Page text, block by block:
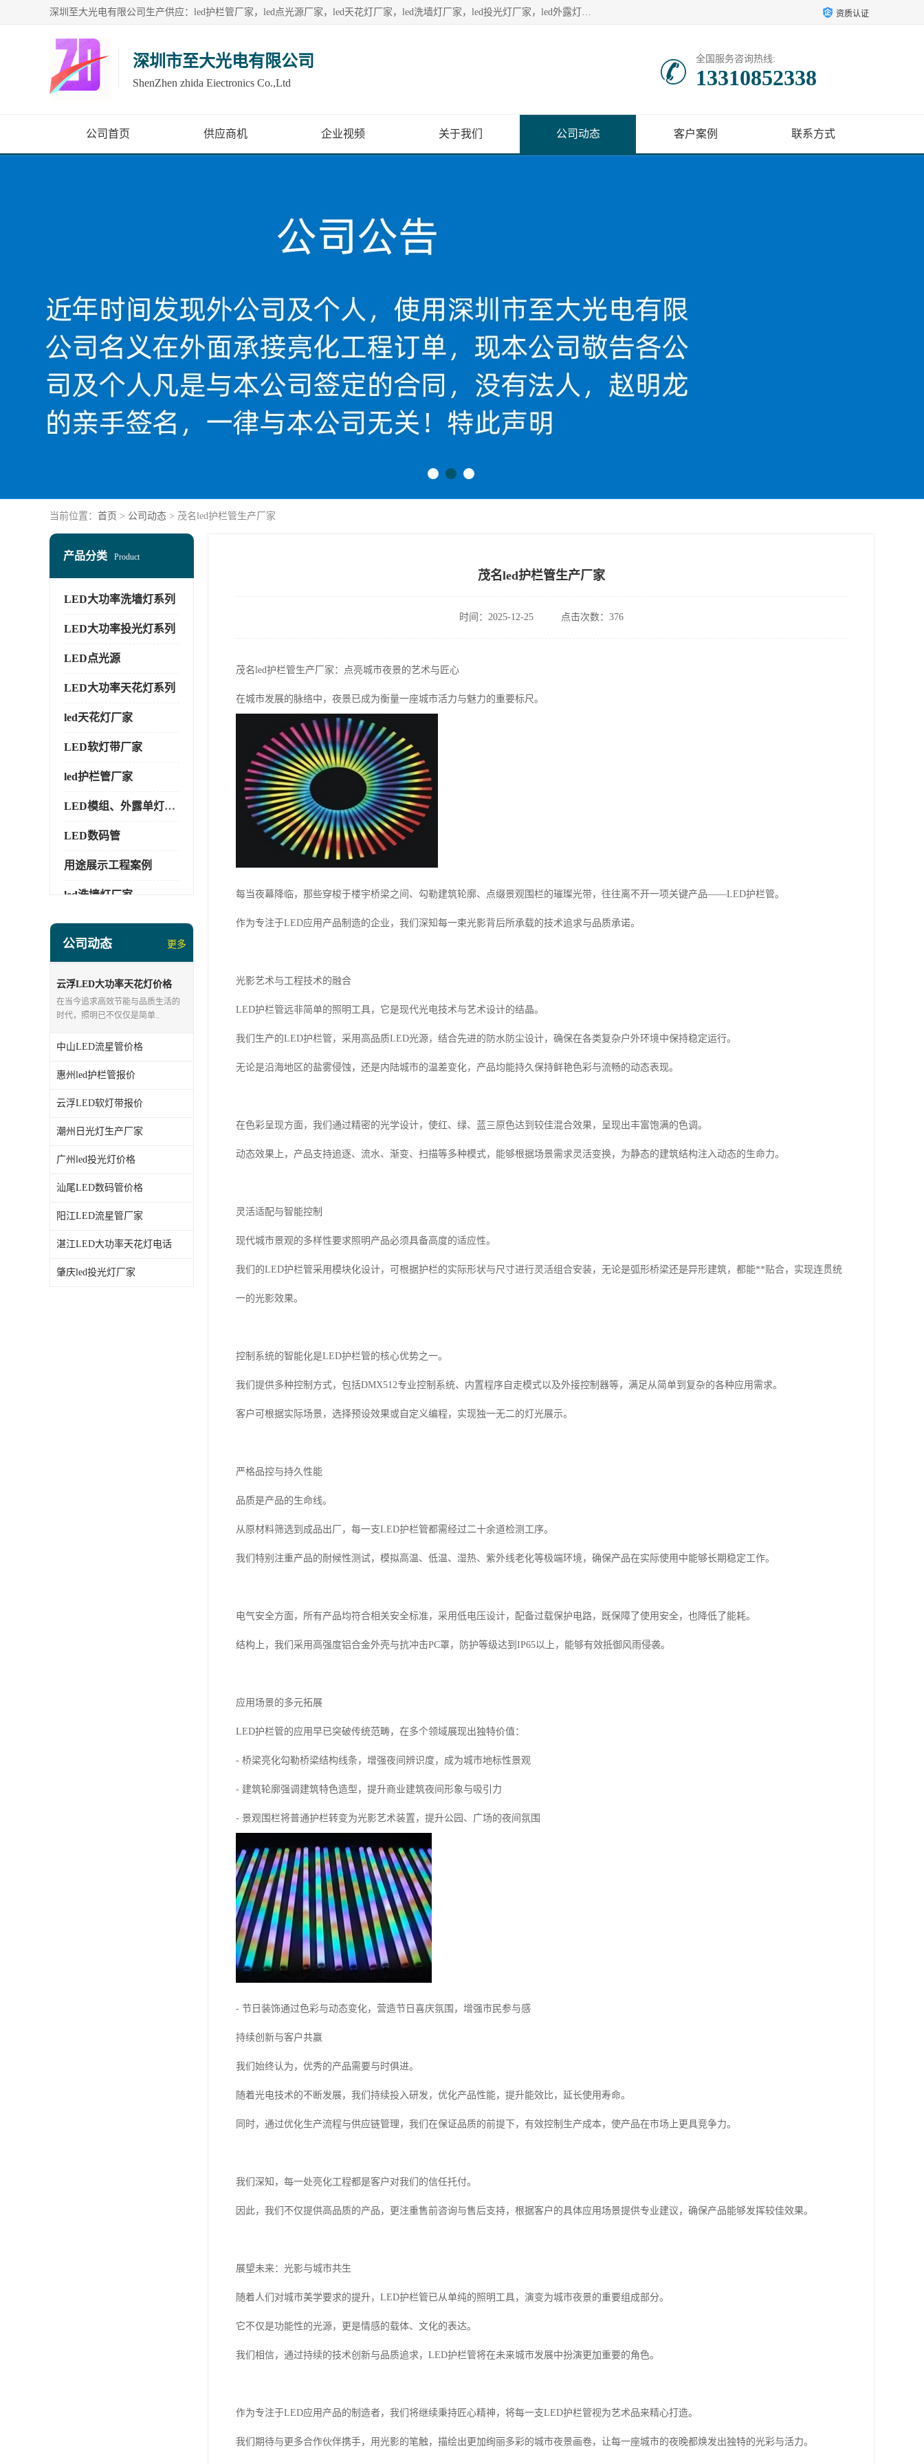
深圳至大光电有限公司生产供应：led护栏管厂家，led点光源厂家，led天花灯厂家，led洗墙灯厂家，led投光灯厂家，led外露灯串厂家， led模组厂家，led控制器厂家，led流星管厂家，led灯带厂家专业生产LED广告招牌照明灯具。 资质认证
深圳市至大光电有限公司
ShenZhen zhida Eiectronics Co.,Ltd
全国服务咨询热线:
13310852338
公司首页 供应商机 企业视频 关于我们 公司动态 客户案例 联系方式
当前位置： 首页 > 公司动态 > 茂名led护栏管生产厂家
产品分类 Product
LED大功率洗墙灯系列
LED大功率投光灯系列
LED点光源
LED大功率天花灯系列
led天花灯厂家
LED软灯带厂家
led护栏管厂家
LED模组、外露单灯系列
LED数码管
用途展示工程案例
led洗墙灯厂家
led投光灯厂家
LED流星管系列
led点光源厂家
公司动态 更多
云浮LED大功率天花灯价格
在当今追求高效节能与品质生活的
时代，照明已不仅仅是简单..
中山LED流星管价格
惠州led护栏管报价
云浮LED软灯带报价
潮州日光灯生产厂家
广州led投光灯价格
汕尾LED数码管价格
阳江LED流星管厂家
湛江LED大功率天花灯电话
肇庆led投光灯厂家
茂名led护栏管生产厂家
时间：2025-12-25 点击次数：376
茂名led护栏管生产厂家：点亮城市夜景的艺术与匠心
在城市发展的脉络中，夜景已成为衡量一座城市活力与魅力的重要标尺。
每当夜幕降临，那些穿梭于楼宇桥梁之间、勾勒建筑轮廓、点缀景观围栏的璀璨光带，往往离不开一项关键产品——LED护栏管。
作为专注于LED应用产品制造的企业，我们深知每一束光影背后所承载的技术追求与品质承诺。
光影艺术与工程技术的融合
LED护栏管远非简单的照明工具，它是现代光电技术与艺术设计的结晶。
我们生产的LED护栏管，采用高品质LED光源，结合先进的防水防尘设计，确保在各类复杂户外环境中保持稳定运行。
无论是沿海地区的盐雾侵蚀，还是内陆城市的温差变化，产品均能持久保持鲜艳色彩与流畅的动态表现。
在色彩呈现方面，我们通过精密的光学设计，使红、绿、蓝三原色达到较佳混合效果，呈现出丰富饱满的色调。
动态效果上，产品支持追逐、流水、渐变、扫描等多种模式，能够根据场景需求灵活变换，为静态的建筑结构注入动态的生命力。
灵活适配与智能控制
现代城市景观的多样性要求照明产品必须具备高度的适应性。
我们的LED护栏管采用模块化设计，可根据护栏的实际形状与尺寸进行灵活组合安装，无论是弧形桥梁还是异形建筑，都能**贴合，实现连贯统
一的光影效果。
控制系统的智能化是LED护栏管的核心优势之一。
我们提供多种控制方式，包括DMX512专业控制系统、内置程序自走模式以及外接控制器等，满足从简单到复杂的各种应用需求。
客户可根据实际场景，选择预设效果或自定义编程，实现独一无二的灯光展示。
严格品控与持久性能
品质是产品的生命线。
从原材料筛选到成品出厂，每一支LED护栏管都需经过二十余道检测工序。
我们特别注重产品的耐候性测试，模拟高温、低温、湿热、紫外线老化等极端环境，确保产品在实际使用中能够长期稳定工作。
电气安全方面，所有产品均符合相关安全标准，采用低电压设计，配备过载保护电路，既保障了使用安全，也降低了能耗。
结构上，我们采用高强度铝合金外壳与抗冲击PC罩，防护等级达到IP65以上，能够有效抵御风雨侵袭。
应用场景的多元拓展
LED护栏管的应用早已突破传统范畴，在多个领域展现出独特价值：
- 桥梁亮化勾勒桥梁结构线条，增强夜间辨识度，成为城市地标性景观
- 建筑轮廓强调建筑特色造型，提升商业建筑夜间形象与吸引力
- 景观围栏将普通护栏转变为光影艺术装置，提升公园、广场的夜间氛围
- 节日装饰通过色彩与动态变化，营造节日喜庆氛围，增强市民参与感
持续创新与客户共赢
我们始终认为，优秀的产品需要与时俱进。
随着光电技术的不断发展，我们持续投入研发，优化产品性能，提升能效比，延长使用寿命。
同时，通过优化生产流程与供应链管理，我们在保证品质的前提下，有效控制生产成本，使产品在市场上更具竞争力。
我们深知，每一处亮化工程都是客户对我们的信任托付。
因此，我们不仅提供高品质的产品，更注重售前咨询与售后支持，根据客户的具体应用场景提供专业建议，确保产品能够发挥较佳效果。
展望未来：光影与城市共生
随着人们对城市美学要求的提升，LED护栏管已从单纯的照明工具，演变为城市夜景的重要组成部分。
它不仅是功能性的光源，更是情感的载体、文化的表达。
我们相信，通过持续的技术创新与品质追求，LED护栏管将在未来城市发展中扮演更加重要的角色。
作为专注于LED应用产品的制造者，我们将继续秉持匠心精神，将每一支LED护栏管视为艺术品来精心打造。
我们期待与更多合作伙伴携手，用光影的笔触，描绘出更加绚丽多彩的城市夜景画卷，让每一座城市的夜晚都焕发出独特的光彩与活力。